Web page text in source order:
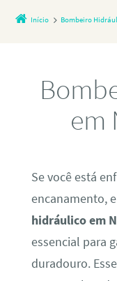
Início Bombeiro
em
Se você está
encanamento,
hidráulico em
essencial para
duradouro.